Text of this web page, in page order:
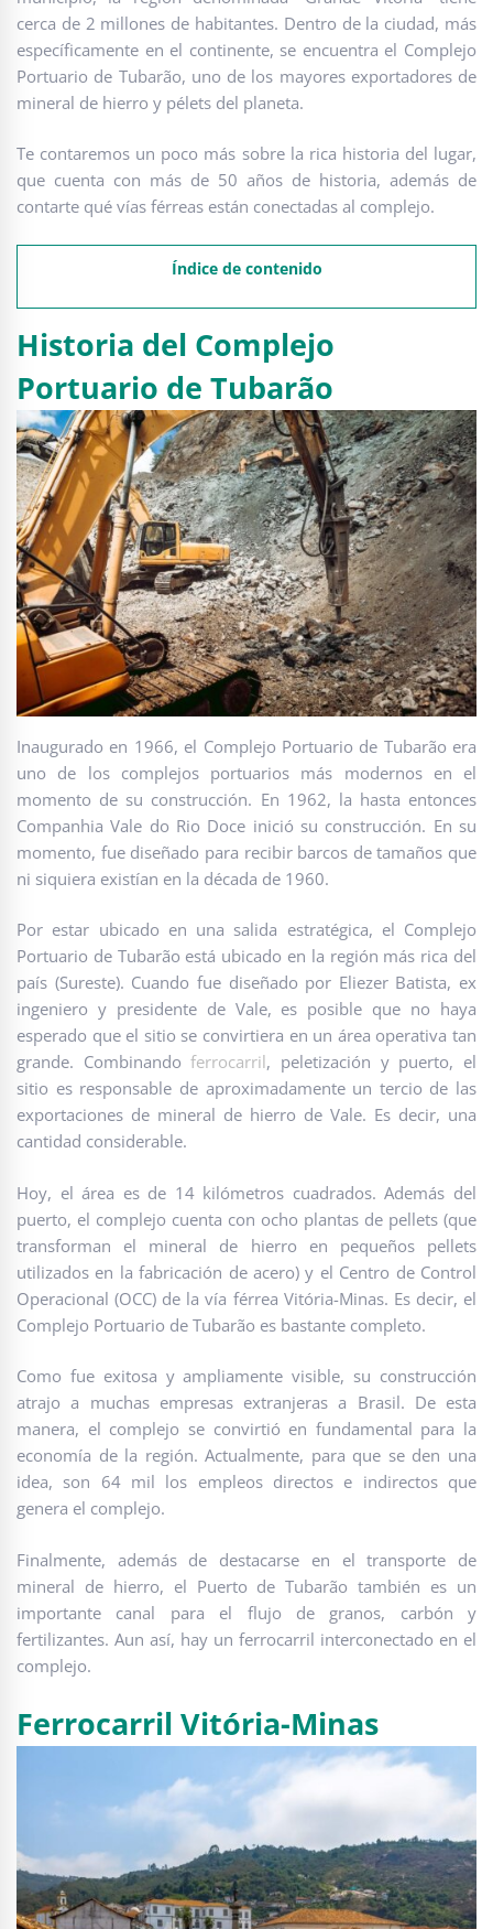
cerca de 2 millones de habitantes. Dentro de la ciudad, más
específicamente en el continente, se encuentra el Complejo
Portuario de Tubarão, uno de los mayores exportadores de
mineral de hierro y pélets del planeta.
Te contaremos un poco más sobre la rica historia del lugar,
que cuenta con más de 50 años de historia, además de
contarte qué vías férreas están conectadas al complejo.
Índice de contenido
Historia del Complejo
Portuario de Tubarão
Inaugurado en 1966, el Complejo Portuario de Tubarão era
uno de los complejos portuarios más modernos en el
momento de su construcción. En 1962, la hasta entonces
Companhia Vale do Rio Doce inició su construcción. En su
momento, fue diseñado para recibir barcos de tamaños que
ni siquiera existían en la década de 1960.
Por estar ubicado en una salida estratégica, el Complejo
Portuario de Tubarão está ubicado en la región más rica del
país (Sureste). Cuando fue diseñado por Eliezer Batista, ex
ingeniero y presidente de Vale, es posible que no haya
esperado que el sitio se convirtiera en un área operativa tan
grande. Combinandoferrocarril, peletización y puerto, el
sitio es responsable de aproximadamente un tercio de las
exportaciones de mineral de hierro de Vale. Es decir, una
cantidad considerable.
Hoy, el área es de 14 kilómetros cuadrados. Además del
puerto, el complejo cuenta con ocho plantas de pellets (que
transforman el mineral de hierro en pequeños pellets
utilizados en la fabricación de acero) y el Centro de Control
Operacional (OCC) de la vía férrea Vitória-Minas. Es decir, el
Complejo Portuario de Tubarão es bastante completo.
Como fue exitosa y ampliamente visible, su construcción
atrajo a muchas empresas extranjeras a Brasil. De esta
manera, el complejo se convirtió en fundamental para la
economía de la región. Actualmente, para que se den una
idea, son 64 mil los empleos directos e indirectos que
genera el complejo.
Finalmente, además de destacarse en el transporte de
mineral de hierro, el Puerto de Tubarão también es un
importante canal para el flujo de granos, carbón y
fertilizantes. Aun así, hay un ferrocarril interconectado en el
complejo.
Ferrocarril Vitória-Minas